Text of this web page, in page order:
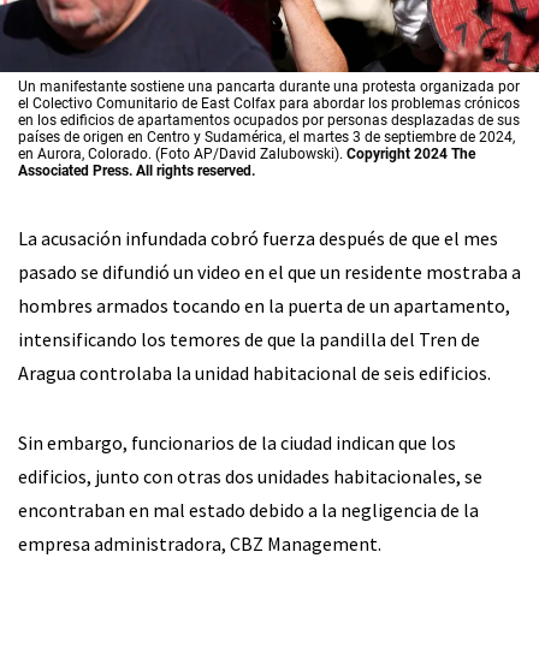
Un manifestante sostiene una pancarta durante una protesta organizada por
el Colectivo Comunitario de East Colfax para abordar los problemas crónicos
en los edificios de apartamentos ocupados por personas desplazadas de sus
países de origen en Centro y Sudamérica, el martes 3 de septiembre de 2024,
en Aurora, Colorado. (Foto AP/David Zalubowski). Copyright 2024 The
Associated Press. All rights reserved.
La acusación infundada cobró fuerza después de que el mes
pasado se difundió un video en el que un residente mostraba a
hombres armados tocando en la puerta de un apartamento,
intensificando los temores de que la pandilla del Tren de
Aragua controlaba la unidad habitacional de seis edificios.
Sin embargo, funcionarios de la ciudad indican que los
edificios, junto con otras dos unidades habitacionales, se
encontraban en mal estado debido a la negligencia de la
empresa administradora, CBZ Management.